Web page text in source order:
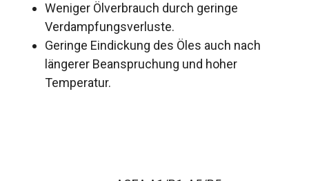
Weniger Ölverbrauch durch geringe
Verdampfungsverluste.
Geringe Eindickung des Öles auch nach
längerer Beanspruchung und hoher
Temperatur.